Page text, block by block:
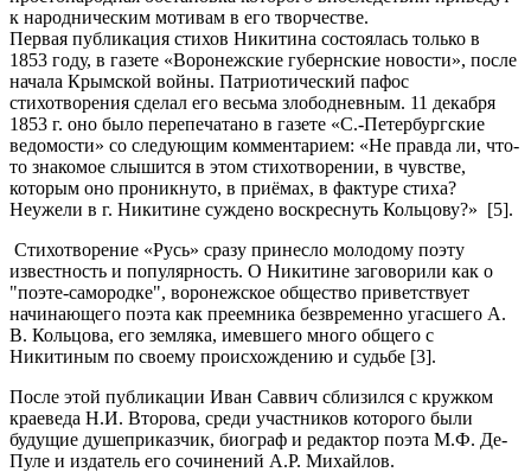
к народническим мотивам в его творчестве.
Первая публикация стихов Никитина состоялась только в
1853 году, в газете «Воронежские губернские новости», после
начала Крымской войны. Патриотический пафос
стихотворения сделал его весьма злободневным. 11 декабря
1853 г. оно было перепечатано в газете «С.-Петербургские
ведомости» со следующим комментарием: «Не правда ли, что-
то знакомое слышится в этом стихотворении, в чувстве,
которым оно проникнуто, в приёмах, в фактуре стиха?
Неужели в г. Никитине суждено воскреснуть Кольцову?» [5].
Стихотворение «Русь» сразу принесло молодому поэту
известность и популярность. О Никитине заговорили как о
"поэте-самородке", воронежское общество приветствует
начинающего поэта как преемника безвременно угасшего А.
В. Кольцова, его земляка, имевшего много общего с
Никитиным по своему происхождению и судьбе [3].
После этой публикации Иван Саввич сблизился с кружком
краеведа Н.И. Второва, среди участников которого были
будущие душеприказчик, биограф и редактор поэта М.Ф. Де-
Пуле и издатель его сочинений А.Р. Михайлов.